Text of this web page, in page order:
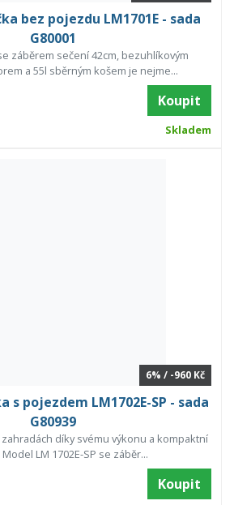
bez pojezdu LM1701E - sada
G80001
záběrem sečení 42cm, bezuhlíkovým
a 55l sběrným košem je nejme...
Koupit
Skladem
6% / -960 Kč
s pojezdem LM1702E-SP - sada
G80939
díky svému výkonu a kompaktní
LM 1702E-SP se záběr...
Koupit